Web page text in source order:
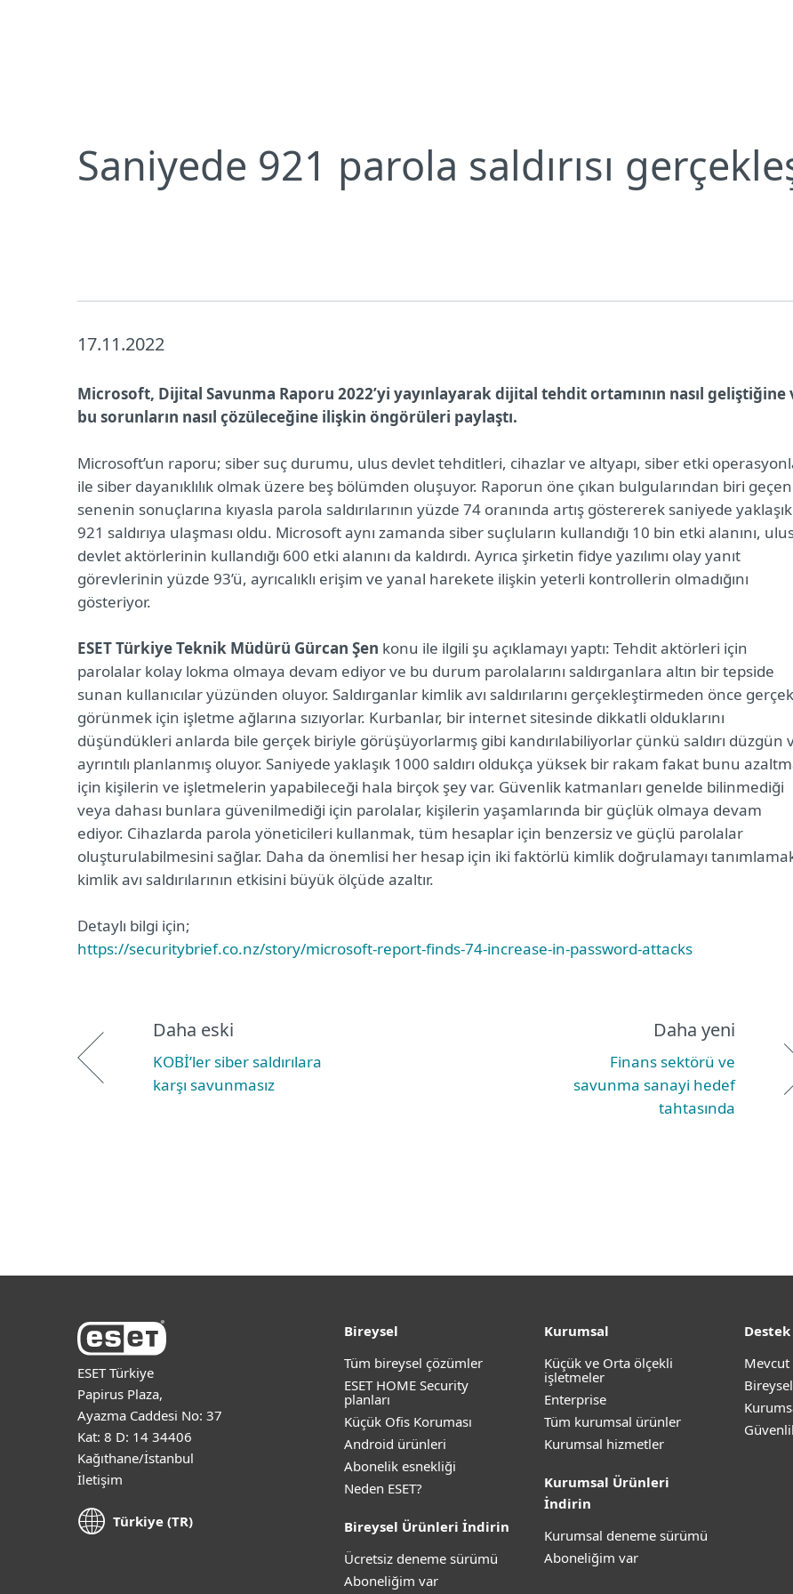
Saniyede 921 parola saldırısı
17.11.2022
Microsoft, Dijital Savunma Raporu 2022’yi yayınlayarak dijital tehdit ortamının nasıl geliştiğine
bu sorunların nasıl çözüleceğine ilişkin öngörüleri paylaştı.
Microsoft’un raporu; siber suç durumu, ulus devlet tehditleri, cihazlar ve altyapı, siber etki
ile siber dayanıklılık olmak üzere beş bölümden oluşuyor. Raporun öne çıkan bulgularından biri geçen
senenin sonuçlarına kıyasla parola saldırılarının yüzde 74 oranında artış göstererek saniyede yaklaşık
921 saldırıya ulaşması oldu. Microsoft aynı zamanda siber suçluların kullandığı 10 bin etki alanını,
devlet aktörlerinin kullandığı 600 etki alanını da kaldırdı. Ayrıca şirketin fidye yazılımı olay yanıt
görevlerinin yüzde 93’ü, ayrıcalıklı erişim ve yanal harekete ilişkin yeterli kontrollerin olmadığını
gösteriyor.
ESET Türkiye Teknik Müdürü Gürcan Şen konu ile ilgili şu açıklamayı yaptı: Tehdit aktörleri için
parolalar kolay lokma olmaya devam ediyor ve bu durum parolalarını saldırganlara altın bir tepside
sunan kullanıcılar yüzünden oluyor. Saldırganlar kimlik avı saldırılarını gerçekleştirmeden önce
görünmek için işletme ağlarına sızıyorlar. Kurbanlar, bir internet sitesinde dikkatli olduklarını
düşündükleri anlarda bile gerçek biriyle görüşüyorlarmış gibi kandırılabiliyorlar çünkü saldırı düzgün
ayrıntılı planlanmış oluyor. Saniyede yaklaşık 1000 saldırı oldukça yüksek bir rakam fakat bunu
için kişilerin ve işletmelerin yapabileceği hala birçok şey var. Güvenlik katmanları genelde bilinmediği
veya dahası bunlara güvenilmediği için parolalar, kişilerin yaşamlarında bir güçlük olmaya devam
ediyor. Cihazlarda parola yöneticileri kullanmak, tüm hesaplar için benzersiz ve güçlü parolalar
oluşturulabilmesini sağlar. Daha da önemlisi her hesap için iki faktörlü kimlik doğrulamayı
kimlik avı saldırılarının etkisini büyük ölçüde azaltır.
Detaylı bilgi için;
https://securitybrief.co.nz/story/microsoft-report-finds-74-increase-in-password-attacks
Daha eski
KOBİ’ler siber saldırılara
karşı savunmasız
Daha yeni
Finans sektörü ve
savunma sanayi hedef
tahtasında
ESET Türkiye
Papirus Plaza,
Ayazma Caddesi No: 37
Kat: 8 D: 14 34406
Kağıthane/İstanbul
İletişim
Türkiye (TR)
Bireysel
Tüm bireysel çözümler
ESET HOME Security
planları
Küçük Ofis Koruması
Android ürünleri
Abonelik esnekliği
Neden ESET?
Bireysel Ürünleri İndirin
Ücretsiz deneme sürümü
Aboneliğim var
Kurumsal
Küçük ve Orta ölçekli
işletmeler
Enterprise
Tüm kurumsal ürünler
Kurumsal hizmetler
Kurumsal Ürünleri
İndirin
Kurumsal deneme sürümü
Aboneliğim var
Destek